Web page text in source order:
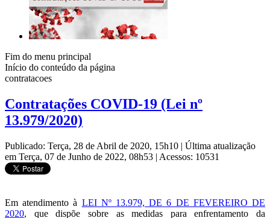
Fim do menu principal
Início do conteúdo da página
contratacoes
Contratações COVID-19 (Lei nº
13.979/2020)
Publicado: Terça, 28 de Abril de 2020, 15h10 | Última atualização
em Terça, 07 de Junho de 2022, 08h53 | Acessos: 10531
Em atendimento à LEI Nº 13.979, DE 6 DE FEVEREIRO DE
2020, que dispõe sobre as medidas para enfrentamento da